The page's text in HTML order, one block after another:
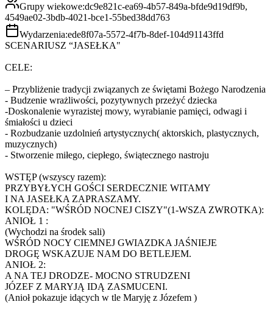
Grupy wiekowe:dc9e821c-ea69-4b57-849a-bfde9d19df9b,
4549ae02-3bdb-4021-bce1-55bed38dd763
Wydarzenia:ede8f07a-5572-4f7b-8def-104d91143ffd
SCENARIUSZ “JASEŁKA"
CELE:
– Przybliżenie tradycji związanych ze świętami Bożego Narodzenia
- Budzenie wrażliwości, pozytywnych przeżyć dziecka
-Doskonalenie wyrazistej mowy, wyrabianie pamięci, odwagi i
śmiałości u dzieci
- Rozbudzanie uzdolnień artystycznych( aktorskich, plastycznych,
muzycznych)
- Stworzenie miłego, ciepłego, świątecznego nastroju
WSTĘP (wszyscy razem):
PRZYBYŁYCH GOŚCI SERDECZNIE WITAMY
I NA JASEŁKA ZAPRASZAMY.
KOLĘDA: "WŚRÓD NOCNEJ CISZY"(1-WSZA ZWROTKA):
ANIOŁ 1 :
(Wychodzi na środek sali)
WŚRÓD NOCY CIEMNEJ GWIAZDKA JAŚNIEJE
DROGĘ WSKAZUJE NAM DO BETLEJEM.
ANIOŁ 2:
A NA TEJ DRODZE- MOCNO STRUDZENI
JÓZEF Z MARYJĄ IDĄ ZASMUCENI.
(Anioł pokazuje idących w tle Maryję z Józefem )